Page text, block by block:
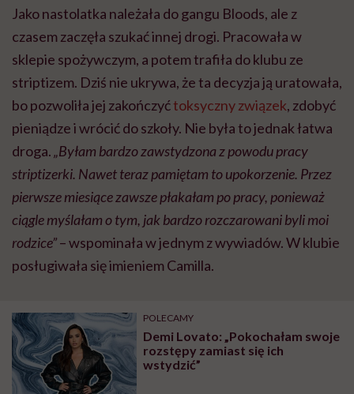
Jako nastolatka należała do gangu Bloods, ale z
czasem zaczęła szukać innej drogi. Pracowała w
sklepie spożywczym, a potem trafiła do klubu ze
striptizem. Dziś nie ukrywa, że ta decyzja ją uratowała,
bo pozwoliła jej zakończyćtoksyczny związek, zdobyć
pieniądze i wrócić do szkoły. Nie była to jednak łatwa
droga.„Byłam bardzo zawstydzona z powodu pracy
striptizerki. Nawet teraz pamiętam to upokorzenie. Przez
pierwsze miesiące zawsze płakałam po pracy, ponieważ
ciągle myślałam o tym, jak bardzo rozczarowani byli moi
rodzice”– wspominała w jednym z wywiadów. W klubie
posługiwała się imieniem Camilla.
POLECAMY
Demi Lovato: „Pokochałam swoje
rozstępy zamiast się ich
wstydzić”